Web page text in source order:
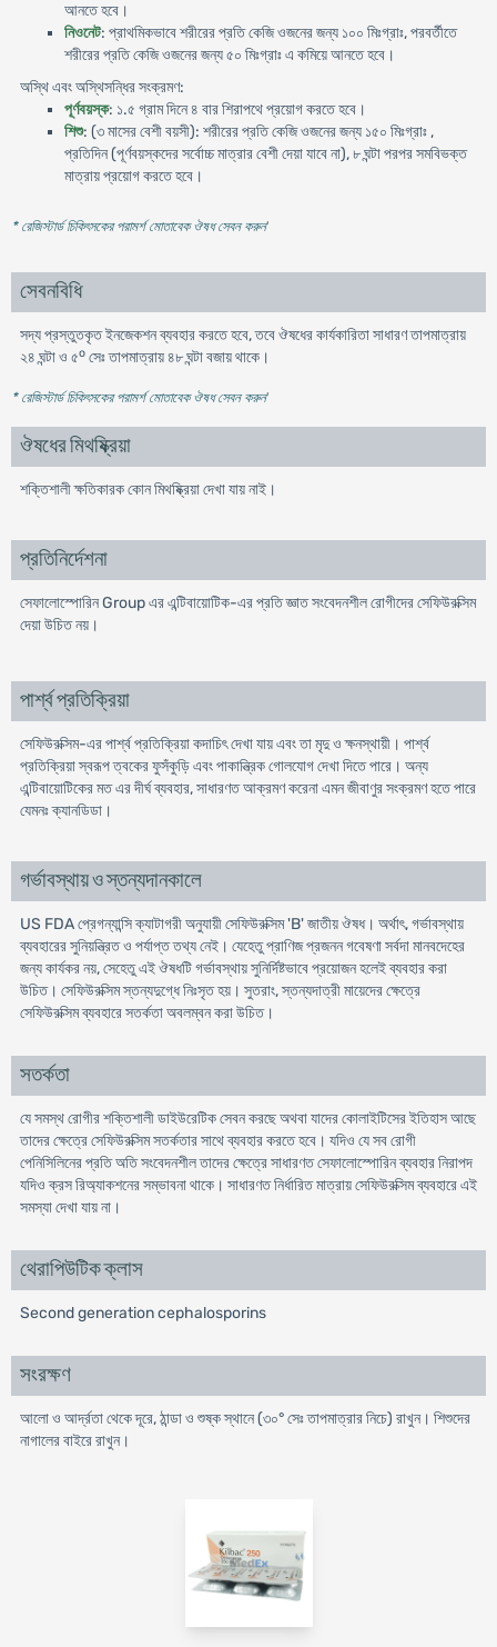
আনতে হবে।
নিওনেট: প্রাথমিকভাবে শরীরের প্রতি কেজি ওজনের জন্য ১০০ মিঃগ্রাঃ, পরবর্তীতে
শরীরের প্রতি কেজি ওজনের জন্য ৫০ মিঃগ্রাঃ এ কমিয়ে আনতে হবে।
অস্থি এবং অস্থিসন্ধির সংক্রমণ:
পূর্ণবয়স্ক: ১.৫ গ্রাম দিনে ৪ বার শিরাপথে প্রয়োগ করতে হবে।
শিশু: (৩ মাসের বেশী বয়সী): শরীরের প্রতি কেজি ওজনের জন্য ১৫০ মিঃগ্রাঃ ,
প্রতিদিন (পূর্ণবয়স্কদের সর্বোচ্চ মাত্রার বেশী দেয়া যাবে না), ৮ ঘন্টা পরপর সমবিভক্ত
মাত্রায় প্রয়োগ করতে হবে।
* রেজিস্টার্ড চিকিৎসকের পরামর্শ মোতাবেক ঔষধ সেবন করুন'
সেবনবিধি
সদ্য প্রস্তুতকৃত ইনজেকশন ব্যবহার করতে হবে, তবে ঔষধের কার্যকারিতা সাধারণ তাপমাত্রায়
২৪ ঘন্টা ও ৫oসেঃ তাপমাত্রায় ৪৮ ঘন্টা বজায় থাকে।
* রেজিস্টার্ড চিকিৎসকের পরামর্শ মোতাবেক ঔষধ সেবন করুন'
ঔষধের মিথষ্ক্রিয়া
শক্তিশালী ক্ষতিকারক কোন মিথষ্ক্রিয়া দেখা যায় নাই।
প্রতিনির্দেশনা
সেফালোস্পোরিন Group এর এন্টিবায়োটিক-এর প্রতি জ্ঞাত সংবেদনশীল রোগীদের সেফিউরক্সিম
দেয়া উচিত নয়।
পার্শ্ব প্রতিক্রিয়া
সেফিউরক্সিম-এর পার্শ্ব প্রতিক্রিয়া কদাচিৎ দেখা যায় এবং তা মৃদু ও ক্ষনস্থায়ী। পার্শ্ব
প্রতিক্রিয়া স্বরূপ ত্বকের ফুসঁকুড়ি এবং পাকান্ত্রিক গোলযোগ দেখা দিতে পারে। অন্য
এন্টিবায়োটিকের মত এর দীর্ঘ ব্যবহার, সাধারণত আক্রমণ করেনা এমন জীবাণুর সংক্রমণ হতে পারে
যেমনঃ ক্যানডিডা।
গর্ভাবস্থায় ও স্তন্যদানকালে
US FDA প্রেগন্যান্সি ক্যাটাগরী অনুযায়ী সেফিউরক্সিম 'B' জাতীয় ঔষধ। অর্থাৎ, গর্ভাবস্থায়
ব্যবহারের সুনিয়ন্ত্রিত ও পর্যাপ্ত তথ্য নেই। যেহেতু প্রাণিজ প্রজনন গবেষণা সর্বদা মানবদেহের
জন্য কার্যকর নয়, সেহেতু এই ঔষধটি গর্ভাবস্থায় সুনির্দিষ্টভাবে প্রয়োজন হলেই ব্যবহার করা
উচিত। সেফিউরক্সিম স্তন্যদুগ্ধে নিঃসৃত হয়। সুতরাং, স্তন্যদাত্রী মায়েদের ক্ষেত্রে
সেফিউরক্সিম ব্যবহারে সতর্কতা অবলম্বন করা উচিত।
সতর্কতা
যে সমস্থ রোগীর শক্তিশালী ডাইউরেটিক সেবন করছে অথবা যাদের কোলাইটিসের ইতিহাস আছে
তাদের ক্ষেত্রে সেফিউরক্সিম সতর্কতার সাথে ব্যবহার করতে হবে। যদিও যে সব রোগী
পেনিসিলিনের প্রতি অতি সংবেদনশীল তাদের ক্ষেত্রে সাধারণত সেফালোস্পোরিন ব্যবহার নিরাপদ
যদিও ক্রস রিঅ্যাকশনের সম্ভাবনা থাকে। সাধারণত নির্ধারিত মাত্রায় সেফিউরক্সিম ব্যবহারে এই
সমস্যা দেখা যায় না।
থেরাপিউটিক ক্লাস
Second generation cephalosporins
সংরক্ষণ
আলো ও আর্দ্রতা থেকে দূরে, ঠান্ডা ও শুষ্ক স্থানে (৩০° সেঃ তাপমাত্রার নিচে) রাখুন। শিশুদের
নাগালের বাইরে রাখুন।